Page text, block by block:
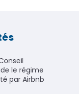
le régime
par Airbnb